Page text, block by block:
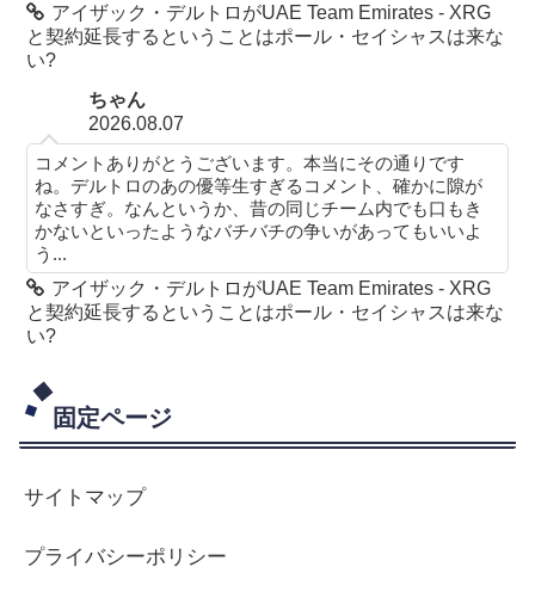
アイザック・デルトロがUAE Team Emirates - XRG
と契約延長するということはポール・セイシャスは来な
い?
ちゃん
2026.08.07
コメントありがとうございます。本当にその通りです
ね。デルトロのあの優等生すぎるコメント、確かに隙が
なさすぎ。なんというか、昔の同じチーム内でも口もき
かないといったようなバチバチの争いがあってもいいよ
う...
アイザック・デルトロがUAE Team Emirates - XRG
と契約延長するということはポール・セイシャスは来な
い?
固定ページ
サイトマップ
プライバシーポリシー